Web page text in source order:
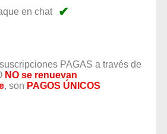
en chat ✔
PAGAS a través de
NO se renuevan
, son PAGOS ÚNICOS